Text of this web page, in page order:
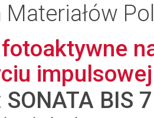
Materiałów
SONATA BIS 7